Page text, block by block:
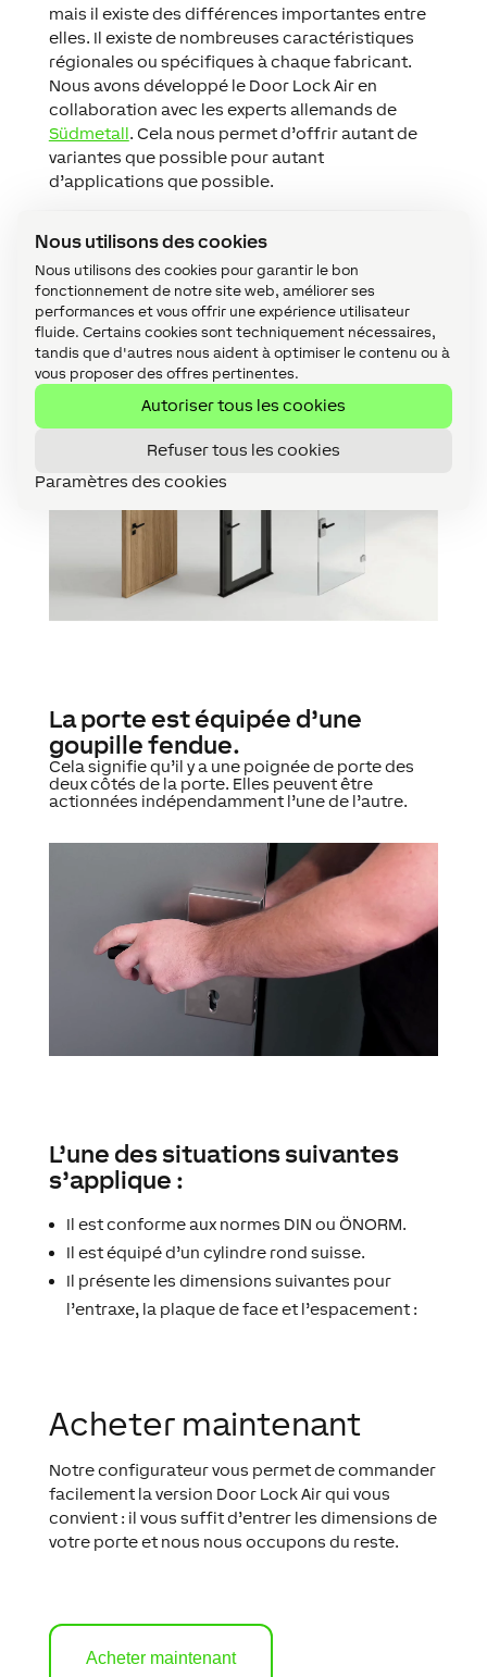
Nous utilisons des cookies
Nous utilisons des cookies pour garantir le bon
fonctionnement de notre site web, améliorer ses
performances et vous offrir une expérience utilisateur
fluide. Certains cookies sont techniquement nécessaires,
tandis que d'autres nous aident à optimiser le contenu ou à
vous proposer des offres pertinentes.
Autoriser tous les cookies
Refuser tous les cookies
Paramètres des cookies
mais il existe des différences importantes entre
elles. Il existe de nombreuses caractéristiques
régionales ou spécifiques à chaque fabricant.
Nous avons développé le Door Lock Air en
collaboration avec les experts allemands de
Südmetall. Cela nous permet d’offrir autant de
variantes que possible pour autant
d’applications que possible.
La porte doit répondre aux
exigences suivantes :
Il s’agit d’un panneau plein, d’un
cadre tubulaire ou d’une porte
vitrée.
La porte est équipée d’une
goupille fendue.
Cela signifie qu’il y a une poignée de porte des
deux côtés de la porte. Elles peuvent être
actionnées indépendamment l’une de l’autre.
L’une des situations suivantes
s’applique :
Il est conforme aux normes DIN ou ÖNORM.
Il est équipé d’un cylindre rond suisse.
Il présente les dimensions suivantes pour
l’entraxe, la plaque de face et l’espacement :
Acheter maintenant
Notre configurateur vous permet de commander
facilement la version Door Lock Air qui vous
convient : il vous suffit d’entrer les dimensions de
votre porte et nous nous occupons du reste.
Acheter maintenant